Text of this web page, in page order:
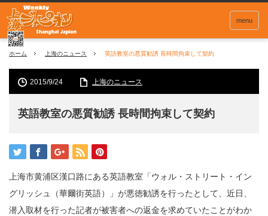
menu
ホーム 上海のニュース 英語教室の悪質勧誘 長時間拘束して契約
2015/9/24 上海のニュース
英語教室の悪質勧誘 長時間拘束して契約
上海市黄浦区漢口路にある英語教室「ウォル・ストリート・イン
グリッシュ（華爾街英語）」が悪徳勧誘を行ったとして、近日、
潜入取材を行った記者が被害者への返金を求めていたことがわか